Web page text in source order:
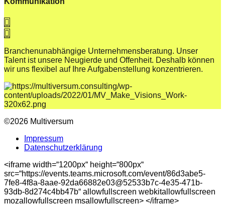
Branchenunabhängige Unternehmensberatung. Unser
Talent ist unsere Neugierde und Offenheit. Deshalb können
wir uns flexibel auf Ihre Aufgabenstellung konzentrieren.
©2026 Multiversum
Impressum
Datenschutzerklärung
<iframe width=“1200px“ height=“800px“
src=“https://events.teams.microsoft.com/event/86d3abe5-
7fe8-4f8a-8aae-92da66882e03@52533b7c-4e35-471b-
93db-8d274c4bb47b“ allowfullscreen webkitallowfullscreen
mozallowfullscreen msallowfullscreen> </iframe>